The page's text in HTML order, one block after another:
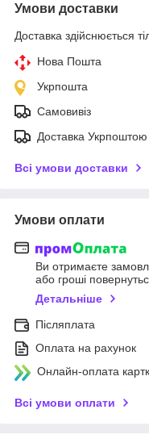
Умови доставки
Доставка здійснюється
Нова Пошта
Укрпошта
Самовивіз
Доставка Укрпоштою
Всі умови доставки
Умови оплати
Ви отримаєте
або гроші
Детальніше
Післяплата
Оплата на рахунок
Онлайн-оплата
Всі умови оплати